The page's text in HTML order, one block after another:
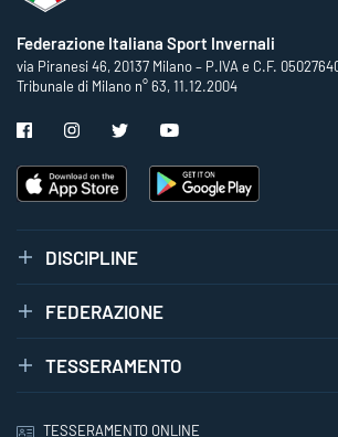
Federazione Italiana Sport Invernali
via Piranesi 46, 20137 Milano – P.IVA e C.F.
Tribunale di Milano n° 63, 11.12.2004
DISCIPLINE
FEDERAZIONE
TESSERAMENTO
TESSERAMENTO ONLINE